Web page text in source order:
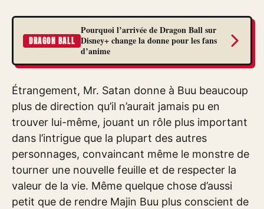
DRAGON BALL
Pourquoi l’arrivée de Dragon Ball sur
Disney+ change la donne pour les fans
d’anime
Étrangement, Mr. Satan donne à Buu beaucoup
plus de direction qu’il n’aurait jamais pu en
trouver lui-même, jouant un rôle plus important
dans l’intrigue que la plupart des autres
personnages, convaincant même le monstre de
tourner une nouvelle feuille et de respecter la
valeur de la vie. Même quelque chose d’aussi
petit que de rendre Majin Buu plus conscient de